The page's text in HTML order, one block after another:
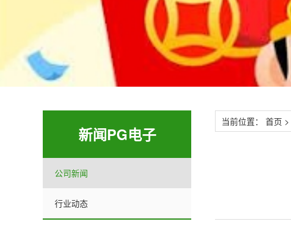
新闻PG电子
公司新闻
行业动态
当前位置： 首页 >